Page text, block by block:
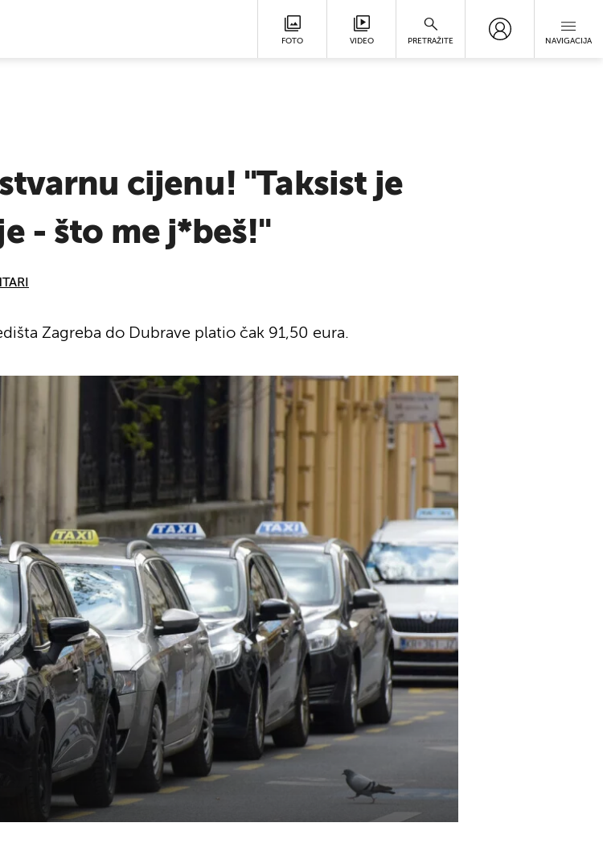
FOTO VIDEO PRETRAŽITE NAVIGACIJA
cijenu! "Taksist je
- što me j*beš!"
Zagreba do Dubrave platio čak 91,50 eura.